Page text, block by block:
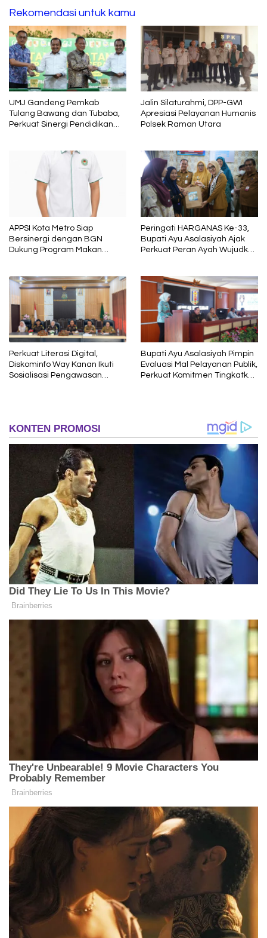
Rekomendasi untuk kamu
UMJ Gandeng Pemkab
Tulang Bawang dan Tubaba,
Perkuat Sinergi Pendidikan
Jalin Silaturahmi, DPP-GWI
Apresiasi Pelayanan Humanis
Polsek Raman Utara
APPSI Kota Metro Siap
Bersinergi dengan BGN
Dukung Program Makan
Peringati HARGANAS Ke-33,
Bupati Ayu Asalasiyah Ajak
Perkuat Peran Ayah Wujudkan
Perkuat Literasi Digital,
Diskominfo Way Kanan Ikuti
Sosialisasi Pengawasan
Bupati Ayu Asalasiyah Pimpin
Evaluasi Mal Pelayanan Publik,
Perkuat Komitmen Tingkatkan